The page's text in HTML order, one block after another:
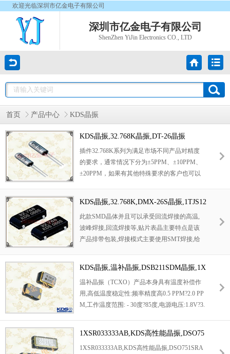
欢迎光临深圳市亿金电子有限公司
深圳市亿金电子有限公司
ShenZhen YiJin Electronics CO., LTD
首页 产品中心 KDS晶振
KDS晶振,32.768K晶振,DT-26晶振
插件32.768K系列为满足市场不同产品对精度
的要求，通常情况下分为±5PPM、±10PPM、
±20PPM，如果有其他特殊要求的客户也可以
达到—40°到+70°的宽温要求。
KDS晶振,32.768K,DMX-26S晶振,1TJS12
5BJ4A421P晶振
此款SMD晶体并且可以承受回流焊接的高温,
波峰焊接,回流焊接等,贴片表晶主要特点是该
产品排带包装,焊接模式主要使用SMT焊接,给
KDS晶振,温补晶振,DSB211SDM晶振,1X
XD26000JHC晶振
温补晶振（TCXO）产品本身具有温度补偿作
用,高低温度稳定性:频率精度高0.5 PPM?2.0 PP
M,工作温度范围: - 30度?85度,电源电压:1.8V?3.
兆赫,38.4兆赫,40兆赫,因产品性能稳定,精度高
等优势,被广泛应用到一些比较高端的数码通讯
1XSR033333AB,KDS高性能晶振,DSO75
1SRAB有源晶振
1XSR033333AB,KDS高性能晶振,DSO751SRA